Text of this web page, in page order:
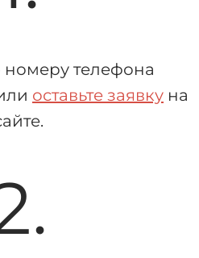
номеру телефона
оставьте заявку на